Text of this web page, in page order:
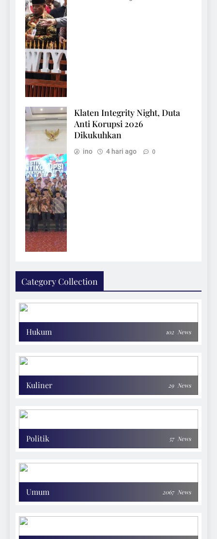
Klaten Integrity Night, Duta
Anti Korupsi 2026
Dikukuhkan
ino 4 hari ago 0
Category Collection
Hukum 102 News
Kuliner 29 News
Politik 57 News
Umum 2067 News